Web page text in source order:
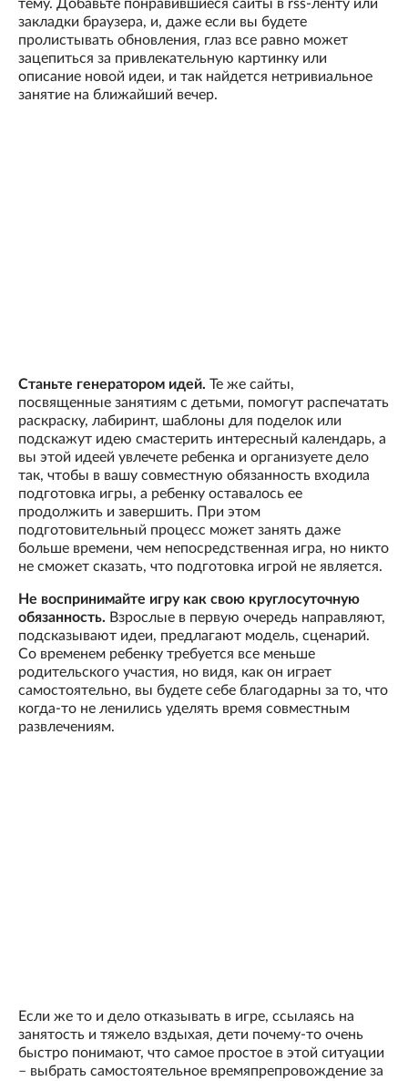
тему. Добавьте понравившиеся сайты в rss-ленту или
закладки браузера, и, даже если вы будете
пролистывать обновления, глаз все равно может
зацепиться за привлекательную картинку или
описание новой идеи, и так найдется нетривиальное
занятие на ближайший вечер.
Станьте генератором идей. Те же сайты,
посвященные занятиям с детьми, помогут распечатать
раскраску, лабиринт, шаблоны для поделок или
подскажут идею смастерить интересный календарь, а
вы этой идеей увлечете ребенка и организуете дело
так, чтобы в вашу совместную обязанность входила
подготовка игры, а ребенку оставалось ее
продолжить и завершить. При этом
подготовительный процесс может занять даже
больше времени, чем непосредственная игра, но никто
не сможет сказать, что подготовка игрой не является.
Не воспринимайте игру как свою круглосуточную
обязанность. Взрослые в первую очередь направляют,
подсказывают идеи, предлагают модель, сценарий.
Со временем ребенку требуется все меньше
родительского участия, но видя, как он играет
самостоятельно, вы будете себе благодарны за то, что
когда-то не ленились уделять время совместным
развлечениям.
Если же то и дело отказывать в игре, ссылаясь на
занятость и тяжело вздыхая, дети почему-то очень
быстро понимают, что самое простое в этой ситуации
– выбрать самостоятельное времяпрепровождение за